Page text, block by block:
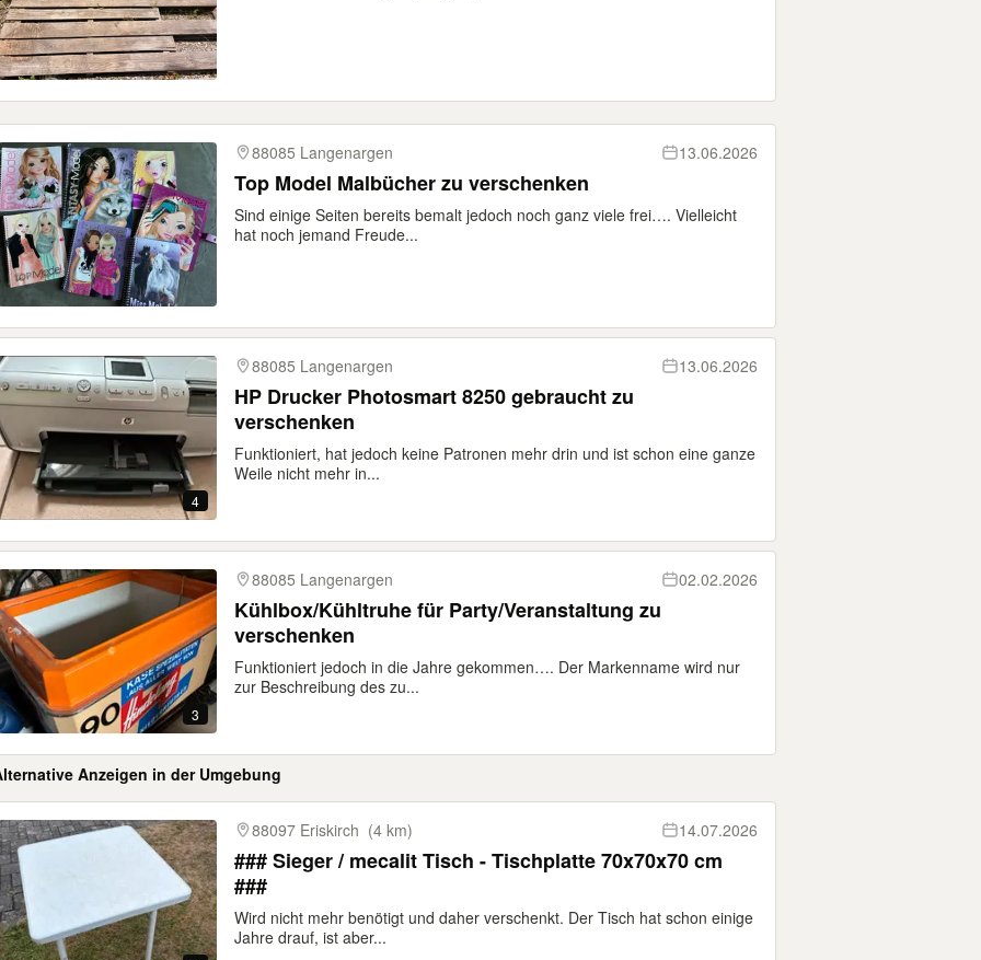
88085 Langenargen 13.06.2026
Top Model Malbücher zu verschenken
Sind einige Seiten bereits bemalt jedoch noch ganz viele frei…. Vielleicht
hat noch jemand Freude...
4
88085 Langenargen 13.06.2026
HP Drucker Photosmart 8250 gebraucht zu
verschenken
Funktioniert, hat jedoch keine Patronen mehr drin und ist schon eine ganze
Weile nicht mehr in...
3
88085 Langenargen 02.02.2026
Kühlbox/Kühltruhe für Party/Veranstaltung zu
verschenken
Funktioniert jedoch in die Jahre gekommen…. Der Markenname wird nur
zur Beschreibung des zu...
Anzeigen in der Umgebung
88097 Eriskirch (4 km) 14.07.2026
### Sieger / mecalit Tisch - Tischplatte 70x70x70 cm
###
Wird nicht mehr benötigt und daher verschenkt. Der Tisch hat schon einige
Jahre drauf, ist aber...